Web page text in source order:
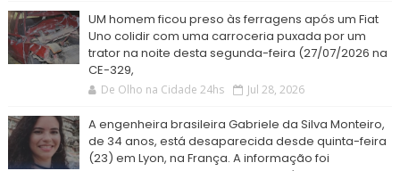
UM homem ficou preso às ferragens após um Fiat
Uno colidir com uma carroceria puxada por um
trator na noite desta segunda-feira (27/07/2026 na
CE-329,
De Olho na Cidade 24hs Jul 28, 2026
A engenheira brasileira Gabriele da Silva Monteiro,
de 34 anos, está desaparecida desde quinta-feira
(23) em Lyon, na França. A informação foi